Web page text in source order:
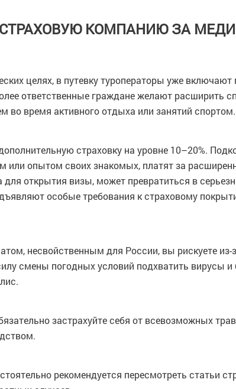
КОМПАНИЮ ЗА
целях, в путевку туроператоры уже
ответственные граждане желают расширить
во время активного отдыха или занятий спортом.
страховку на уровне 10–20%.
или опытом своих знакомых, платят за
для открытия визы, может превратиться в
особые требования к страховому
несвойственным для России, вы рискуете из-
смены погодных условий подхватить вирусы и
застрахуйте себя от всевозможных
рекомендуется пересмотреть статьи